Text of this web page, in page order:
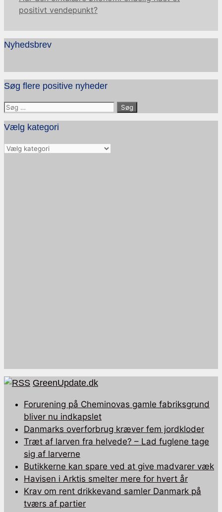
positivt vendepunkt?
Nyhedsbrev
Søg flere positive nyheder
Søg
efter:
Vælg kategori
Vælg
GreenUpdate.dk
Forurening på Cheminovas gamle fabriksgrund
bliver nu indkapslet
Danmarks overforbrug kræver fem jordkloder
Træt af larven fra helvede? – Lad fuglene tage
sig af larverne
Butikkerne kan spare ved at give madvarer væk
Havisen i Arktis smelter mere for hvert år
Krav om rent drikkevand samler Danmark på
tværs af partier